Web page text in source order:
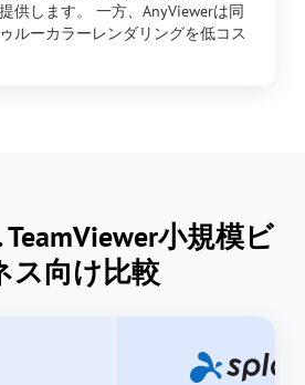
供します。 一方、AnyViewerは同
ルーカラーレンダリングを低コス
TeamViewer小規模ビ
ス向け比較